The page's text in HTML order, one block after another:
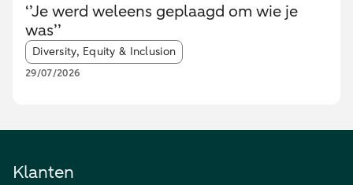
‘’Je werd weleens geplaagd om wie je
was’’
Article tags:
Diversity, Equity & Inclusion
29/07/2026
Klanten